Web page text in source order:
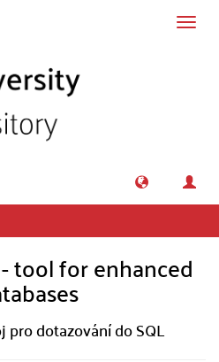
tool for enhanced
pro dotazování do SQL